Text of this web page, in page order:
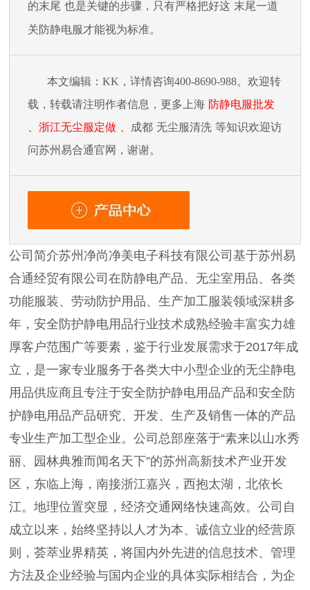
的末尾 也是关键的步骤，只有严格把好这 末尾一道
关防静电服才能视为标准。
本文编辑： KK，详情咨询400-8690-988。欢迎转
载，转载请注明作者信息，更多上海 防静电服批发
、浙江无尘服定做 成都 无尘服清洗 等知识欢迎访
问苏州易合通官网，谢谢。
公司简介苏州净尚净美电子科技有限公司基于苏州易
合通经贸有限公司在防静电产品、无尘室用品、各类
功能服装、劳动防护用品、生产加工服装领域深耕多
年，安全防护静电用品行业技术成熟经验丰富实力雄
厚客户范围广等要素，鉴于行业发展需求于2017年成
立，是一家专业服务于各类大中小型企业的无尘静电
用品供应商且专注于安全防护静电用品产品和安全防
护静电用品产品研究、开发、生产及销售一体的产品
专业生产加工型企业。公司总部座落于“素来以山水秀
丽、园林典雅而闻名天下”的苏州高新技术产业开发
区，东临上海，南接浙江嘉兴，西抱太湖，北依长
江。地理位置突显，经济交通网络快速高效。公司自
成立以来，始终坚持以人才为本、诚信立业的经营原
则，荟萃业界精英，将国内外先进的信息技术、管理
方法及企业经验与国内企业的具体实际相结合，为企